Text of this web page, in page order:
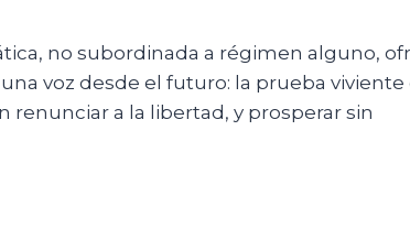
no subordinada a régimen alguno,
voz desde el futuro: la prueba viviente
a la libertad, y prosperar sin